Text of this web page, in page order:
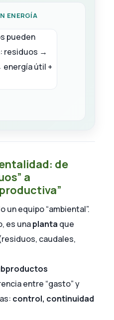
ENERGÍA
de
a
un equipo “ambiental”.
es unaplanta que
caudales,
entre “gasto” y
control, continuidad